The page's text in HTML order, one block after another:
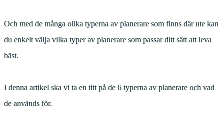
Och med de många olika typerna av planerare som finns där ute kan
du enkelt välja vilka typer av planerare som passar ditt sätt att leva
bäst.
I denna artikel ska vi ta en titt på de 6 typerna av planerare och vad
de används för.